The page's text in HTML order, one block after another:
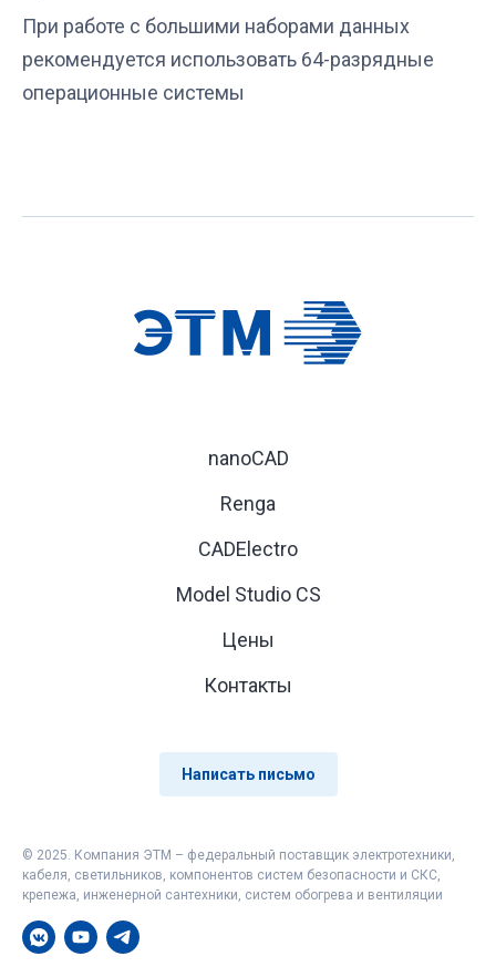
При работе с большими наборами данных
рекомендуется использовать 64-разрядные
операционные системы
nanoCAD
Renga
CADElectro
Model Studio CS
Цены
Контакты
Написать письмо
© 2025. Компания ЭТМ – федеральный поставщик электротехники,
кабеля, светильников, компонентов систем безопасности и СКС,
крепежа, инженерной сантехники, систем обогрева и вентиляции